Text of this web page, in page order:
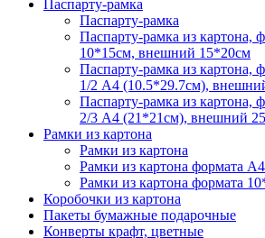
Паспарту-рамка
Паспарту-рамка
Паспарту-рамка из картона,
10*15см, внешний 15*20см
Паспарту-рамка из картона,
1/2 А4 (10.5*29.7см),
Паспарту-рамка из картона,
2/3 А4 (21*21см), внешний
Рамки из картона
Рамки из картона
Рамки из картона формата
Рамки из картона формата
Коробочки из картона
Пакеты бумажные подарочные
Конверты крафт, цветные